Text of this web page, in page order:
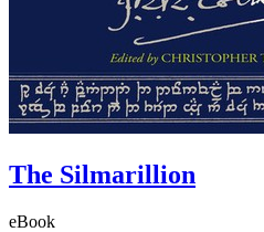
The Silmarillion
eBook